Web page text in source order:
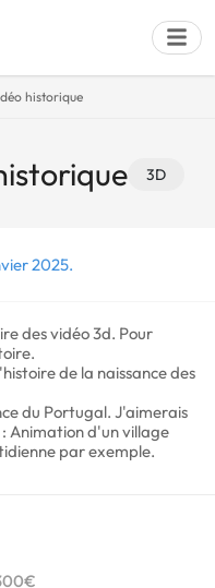
historique
3D
2025.
des vidéo 3d. Pour
de la naissance des
du Portugal. J'aimerais
Animation d'un village
par exemple.